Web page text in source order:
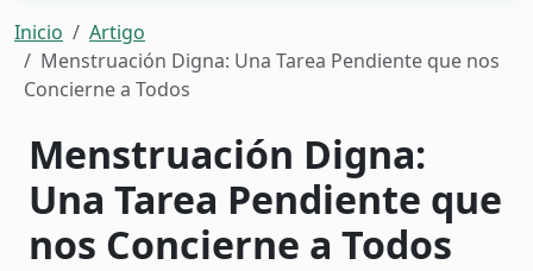
Inicio
Artigo
Menstruación Digna: Una Tarea Pendiente que nos
Concierne a Todos
Menstruación Digna:
Una Tarea Pendiente que
nos Concierne a Todos